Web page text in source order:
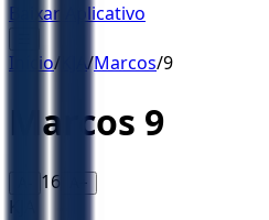
Baixar Aplicativo
Início/ KJA/Marcos/9
Marcos 9
16 A+
KJA